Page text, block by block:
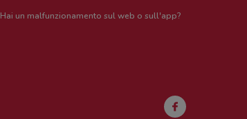
Hai un malfunzionamento sul web o sull'app?